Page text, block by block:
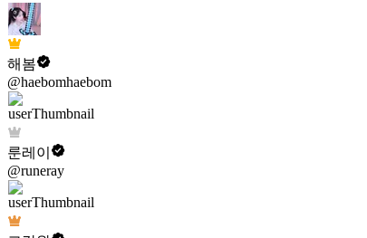
해봄
@haebomhaebom
룬레이
@runeray